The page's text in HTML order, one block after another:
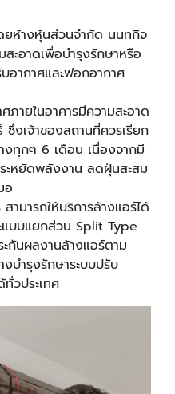
ยห้างหุ้นส่วนจำกัด นนทกิจ
ะอาดเพื่อบำรุงรักษาหรือ
อากาศและฟอกอากาศ
ายในอาคารมีความสะอาด
งเจ้าของสถานที่ควรเรียก
งทุกๆ 6 เดือน เนื่องจากมี
ะหยัดพลังงาน ลดฝุ่นสะสม
อ
ามารถให้บริการล้างแอร์ได้
แบบแยกส่วน Split Type
ะกันผลงานล้างแอร์ตาม
งบำรุงรักษาระบบปรับ
ทั่วประเทศ